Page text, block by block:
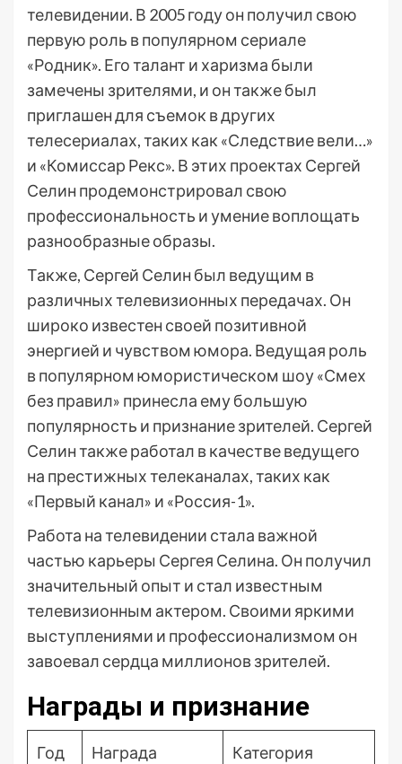
телевидении. В 2005 году он получил свою
первую роль в популярном сериале
«Родник». Его талант и харизма были
замечены зрителями, и он также был
приглашен для съемок в других
телесериалах, таких как «Следствие вели…»
и «Комиссар Рекс». В этих проектах Сергей
Селин продемонстрировал свою
профессиональность и умение воплощать
разнообразные образы.
Также, Сергей Селин был ведущим в
различных телевизионных передачах. Он
широко известен своей позитивной
энергией и чувством юмора. Ведущая роль
в популярном юмористическом шоу «Смех
без правил» принесла ему большую
популярность и признание зрителей. Сергей
Селин также работал в качестве ведущего
на престижных телеканалах, таких как
«Первый канал» и «Россия-1».
Работа на телевидении стала важной
частью карьеры Сергея Селина. Он получил
значительный опыт и стал известным
телевизионным актером. Своими яркими
выступлениями и профессионализмом он
завоевал сердца миллионов зрителей.
Награды и признание
Год Награда Категория